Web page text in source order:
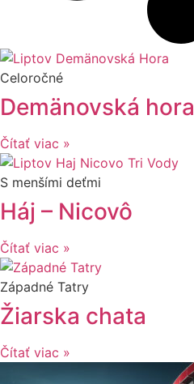
Celoročné
Demänovská hora
Čítať viac »
S menšími deťmi
Háj – Nicovô
Čítať viac »
Západné Tatry
Žiarska chata
Čítať viac »